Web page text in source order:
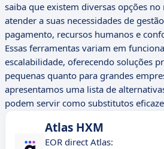
saiba que existem diversas opções
atender a suas necessidades de
pagamento, recursos humanos e
Essas ferramentas variam em
escalabilidade, oferecendo soluções
pequenas quanto para grandes
apresentamos uma lista de
podem servir como substitutos
Atlas HXM
EOR direct Atlas: